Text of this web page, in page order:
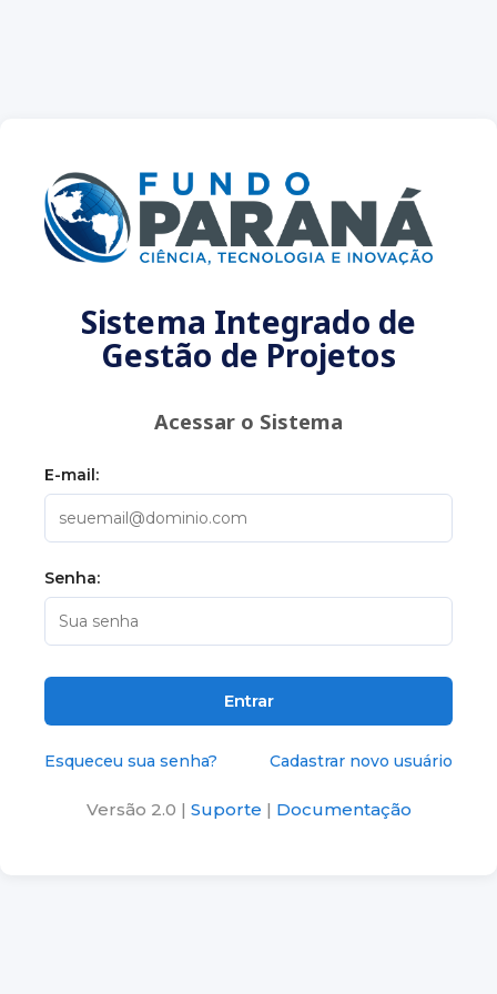
Sistema Integrado de
Gestão de Projetos
Acessar o Sistema
E-mail:
Senha:
Entrar
Esqueceu sua senha? Cadastrar novo usuário
Versão 2.0 | Suporte | Documentação